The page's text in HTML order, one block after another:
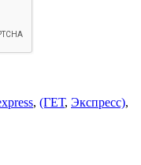
, (ГЕТ, Экспресс),